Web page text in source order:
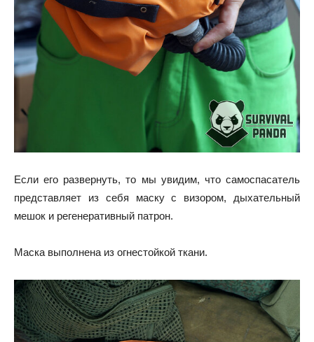
Если его развернуть, то мы увидим, что самоспасатель
представляет из себя маску с визором, дыхательный
мешок и регенеративный патрон.
Маска выполнена из огнестойкой ткани.